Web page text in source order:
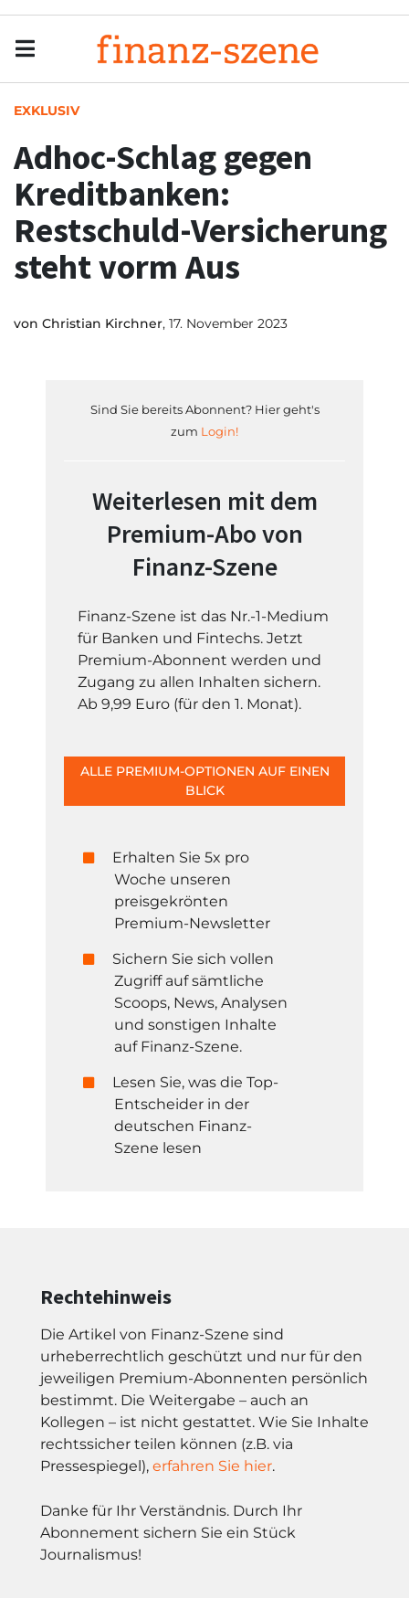
EXKLUSIV
Adhoc-Schlag gegen
Kreditbanken:
Restschuld-Versicherung
steht vorm Aus
von Christian Kirchner, 17. November 2023
Sind Sie bereits Abonnent? Hier geht's
zum Login!
Weiterlesen mit dem
Premium-Abo von
Finanz-Szene
Finanz-Szene ist das Nr.-1-Medium
für Banken und Fintechs. Jetzt
Premium-Abonnent werden und
Zugang zu allen Inhalten sichern.
Ab 9,99 Euro (für den 1. Monat).
ALLE PREMIUM-OPTIONEN AUF EINEN
BLICK
Erhalten Sie 5x pro
Woche unseren
preisgekrönten
Premium-Newsletter
Sichern Sie sich vollen
Zugriff auf sämtliche
Scoops, News, Analysen
und sonstigen Inhalte
auf Finanz-Szene.
Lesen Sie, was die Top-
Entscheider in der
deutschen Finanz-
Szene lesen
Rechtehinweis
Die Artikel von Finanz-Szene sind
urheberrechtlich geschützt und nur für den
jeweiligen Premium-Abonnenten persönlich
bestimmt. Die Weitergabe – auch an
Kollegen – ist nicht gestattet. Wie Sie Inhalte
rechtssicher teilen können (z.B. via
Pressespiegel), erfahren Sie hier.
Danke für Ihr Verständnis. Durch Ihr
Abonnement sichern Sie ein Stück
Journalismus!